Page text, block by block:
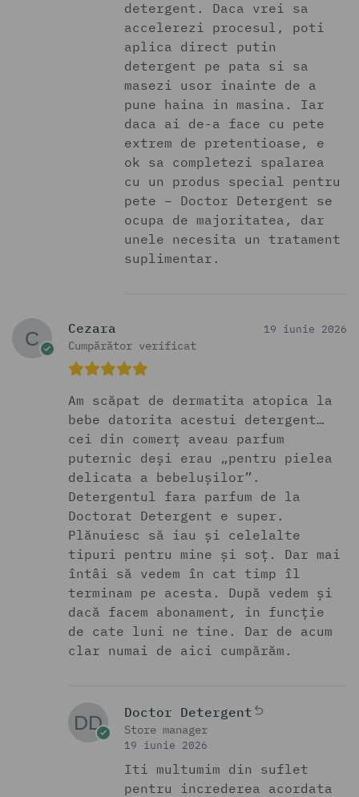
detergent. Daca vrei sa
accelerezi procesul, poti
aplica direct putin
detergent pe pata si sa
masezi usor inainte de a
pune haina in masina. Iar
daca ai de-a face cu pete
extrem de pretentioase, e
ok sa completezi spalarea
cu un produs special pentru
pete – Doctor Detergent se
ocupa de majoritatea, dar
unele necesita un tratament
suplimentar.
Cezara
Cumpărător verificat
19 iunie 2026
Am scăpat de dermatita atopica la
bebe datorita acestui detergent…
cei din comerț aveau parfum
puternic deși erau „pentru pielea
delicata a bebelușilor”.
Detergentul fara parfum de la
Doctorat Detergent e super.
Plănuiesc să iau și celelalte
tipuri pentru mine și soț. Dar mai
întâi să vedem în cat timp îl
terminam pe acesta. După vedem și
dacă facem abonament, in funcție
de cate luni ne tine. Dar de acum
clar numai de aici cumpărăm.
Doctor Detergent
Store manager
19 iunie 2026
Iti multumim din suflet
pentru increderea acordata